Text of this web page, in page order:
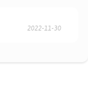
2022-11-30